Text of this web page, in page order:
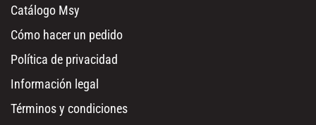
Catálogo Msy
Cómo hacer un pedido
Política de privacidad
Información legal
Términos y condiciones